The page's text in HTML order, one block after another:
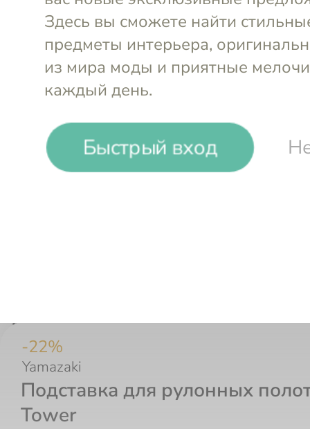
Быстрый вход
-22%
Подставка для рулонных
Tower
Yamazaki